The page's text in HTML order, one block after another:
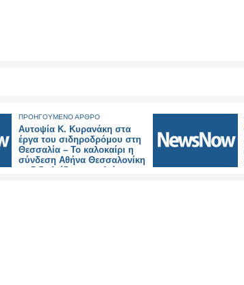
ΠΡΟΗΓΟΥΜΕΝΟ ΑΡΘΡΟ
Αυτοψία Κ. Κυρανάκη στα
έργα του σιδηροδρόμου στη
Θεσσαλία – Το καλοκαίρι η
σύνδεση Αθήνα Θεσσαλονίκη
με 5 δικλείδες ασφαλείας.